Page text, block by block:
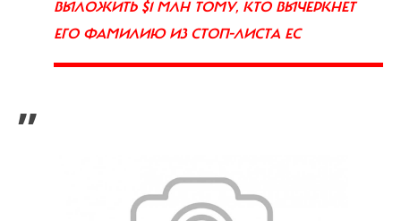
ВЫЛОЖИТЬ $1 МЛН ТОМУ, КТО ВЫЧЕРКНЕТ
ЕГО ФАМИЛИЮ ИЗ СТОП-ЛИСТА ЕС
”